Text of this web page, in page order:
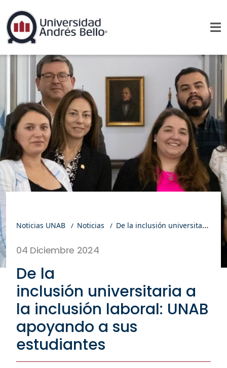
Noticias UNAB Noticias De la inclusión universitaria a la inclusión laboral: UNAB apoyando a sus estudiantes
04 Diciembre 2024
De la
inclusión universitaria a
la inclusión laboral: UNAB
apoyando a sus
estudiantes